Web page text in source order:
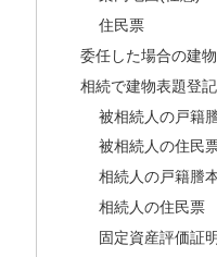
住民票
委任した場合の建
相続で建物表題登
被相続人の戸籍
被相続人の住民
相続人の戸籍謄
相続人の住民票
固定資産評価証